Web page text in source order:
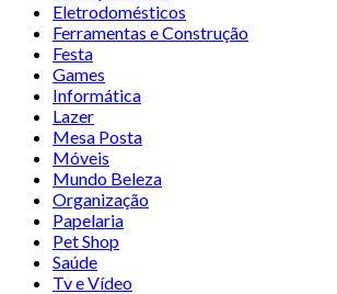
Eletrodomésticos
Ferramentas e Construção
Festa
Games
Informática
Lazer
Mesa Posta
Móveis
Mundo Beleza
Organização
Papelaria
Pet Shop
Saúde
Tv e Vídeo